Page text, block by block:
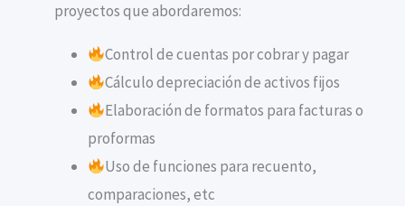
proyectos que abordaremos:
Control de cuentas por cobrar y pagar
Cálculo depreciación de activos fijos
Elaboración de formatos para facturas o
proformas
Uso de funciones para recuento,
comparaciones, etc